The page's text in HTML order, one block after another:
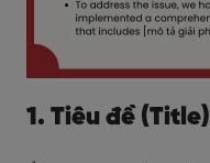
1. Tiêu đề (Title)